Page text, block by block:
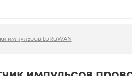
импульсов LoRaWAN